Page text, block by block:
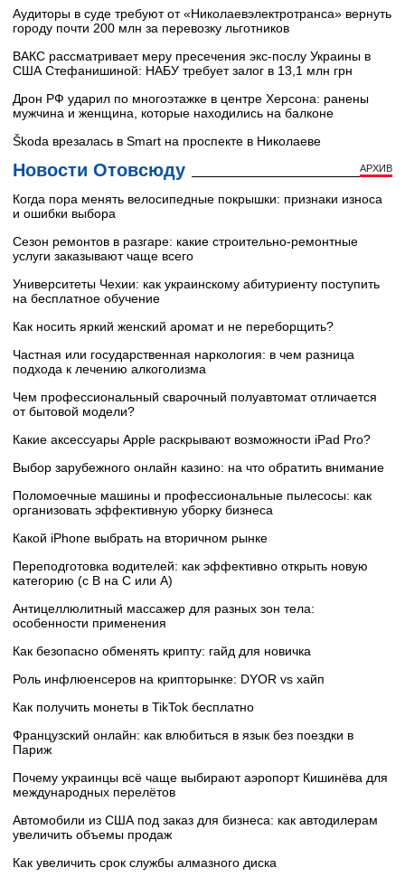
Аудиторы в суде требуют от «Николаевэлектротранса» вернуть
городу почти 200 млн за перевозку льготников
ВАКС рассматривает меру пресечения экс-послу Украины в
США Стефанишиной: НАБУ требует залог в 13,1 млн грн
Дрон РФ ударил по многоэтажке в центре Херсона: ранены
мужчина и женщина, которые находились на балконе
Škoda врезалась в Smart на проспекте в Николаеве
Новости Отовсюду АРХИВ
Когда пора менять велосипедные покрышки: признаки износа
и ошибки выбора
Сезон ремонтов в разгаре: какие строительно-ремонтные
услуги заказывают чаще всего
Университеты Чехии: как украинскому абитуриенту поступить
на бесплатное обучение
Как носить яркий женский аромат и не переборщить?
Частная или государственная наркология: в чем разница
подхода к лечению алкоголизма
Чем профессиональный сварочный полуавтомат отличается
от бытовой модели?
Какие аксессуары Apple раскрывают возможности iPad Pro?
Выбор зарубежного онлайн казино: на что обратить внимание
Поломоечные машины и профессиональные пылесосы: как
организовать эффективную уборку бизнеса
Какой iPhone выбрать на вторичном рынке
Переподготовка водителей: как эффективно открыть новую
категорию (с B на C или А)
Антицеллюлитный массажер для разных зон тела:
особенности применения
Как безопасно обменять крипту: гайд для новичка
Роль инфлюенсеров на крипторынке: DYOR vs хайп
Как получить монеты в TikTok бесплатно
Французский онлайн: как влюбиться в язык без поездки в
Париж
Почему украинцы всё чаще выбирают аэропорт Кишинёва для
международных перелётов
Автомобили из США под заказ для бизнеса: как автодилерам
увеличить объемы продаж
Как увеличить срок службы алмазного диска